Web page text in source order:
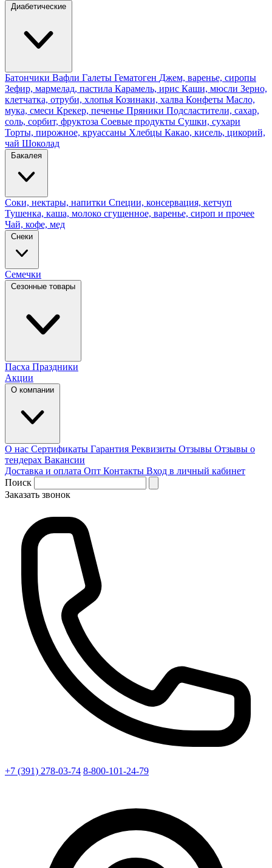
Диабетические
Батончики Вафли Галеты Гематоген Джем, варенье, сиропы
Зефир, мармелад, пастила Карамель, ирис Каши, мюсли Зерно,
клетчатка, отруби, хлопья Козинаки, халва Конфеты Масло,
мука, смеси Крекер, печенье Пряники Подсластители, сахар,
соль, сорбит, фруктоза Соевые продукты Сушки, сухари
Торты, пирожное, круассаны Хлебцы Какао, кисель, цикорий,
чай Шоколад
Бакалея
Соки, нектары, напитки Специи, консервация, кетчуп
Тушенка, каша, молоко сгущенное, варенье, сироп и прочее
Чай, кофе, мед
Снеки
Семечки
Сезонные товары
Пасха Праздники
Акции
О компании
О нас Сертификаты Гарантия Реквизиты Отзывы Отзывы о
тендерах Вакансии
Доставка и оплата Опт Контакты Вход в личный кабинет
Поиск
Заказать звонок
+7 (391) 278-03-74 8-800-101-24-79